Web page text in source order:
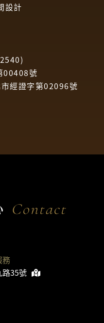
設計
00408號
經證字第02096號
Contact
務
路35號